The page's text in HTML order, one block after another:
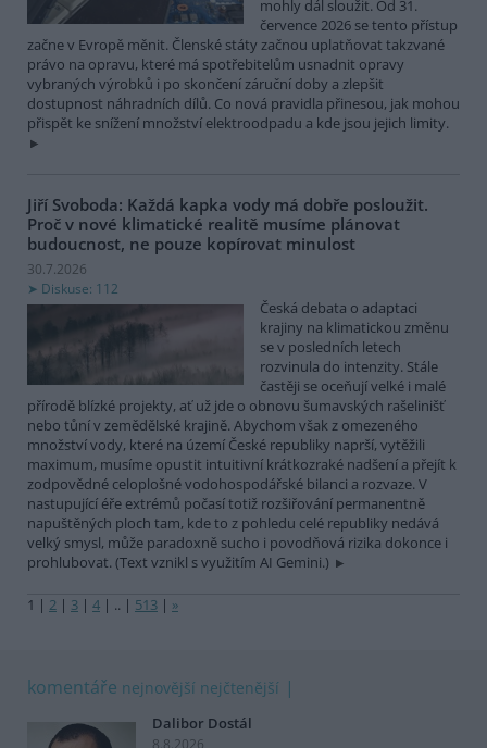
mohly dál sloužit. Od 31.
července 2026 se tento přístup
začne v Evropě měnit. Členské státy začnou uplatňovat takzvané
právo na opravu, které má spotřebitelům usnadnit opravy
vybraných výrobků i po skončení záruční doby a zlepšit
dostupnost náhradních dílů. Co nová pravidla přinesou, jak mohou
přispět ke snížení množství elektroodpadu a kde jsou jejich limity.
Jiří Svoboda: Každá kapka vody má dobře posloužit.
Proč v nové klimatické realitě musíme plánovat
budoucnost, ne pouze kopírovat minulost
30.7.2026
Diskuse: 112
Česká debata o adaptaci
krajiny na klimatickou změnu
se v posledních letech
rozvinula do intenzity. Stále
častěji se oceňují velké i malé
přírodě blízké projekty, ať už jde o obnovu šumavských rašelinišť
nebo tůní v zemědělské krajině. Abychom však z omezeného
množství vody, které na území České republiky naprší, vytěžili
maximum, musíme opustit intuitivní krátkozraké nadšení a přejít k
zodpovědné celoplošné vodohospodářské bilanci a rozvaze. V
nastupující éře extrémů počasí totiž rozšiřování permanentně
napuštěných ploch tam, kde to z pohledu celé republiky nedává
velký smysl, může paradoxně sucho i povodňová rizika dokonce i
prohlubovat. (Text vznikl s využitím AI Gemini.)
1 | 2 | 3 | 4 | .. | 513 | »
komentáře nejnovější nejčtenější
Dalibor Dostál
8.8.2026